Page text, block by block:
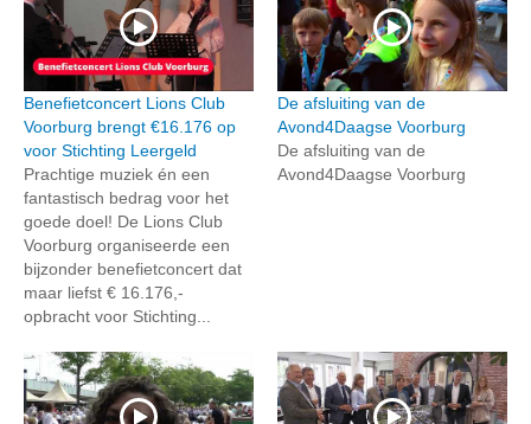
Benefietconcert Lions Club
Voorburg brengt €16.176 op
voor Stichting Leergeld
Prachtige muziek én een
fantastisch bedrag voor het
goede doel! De Lions Club
Voorburg organiseerde een
bijzonder benefietconcert dat
maar liefst € 16.176,-
opbracht voor Stichting...
De afsluiting van de
Avond4Daagse Voorburg
De afsluiting van de
Avond4Daagse Voorburg